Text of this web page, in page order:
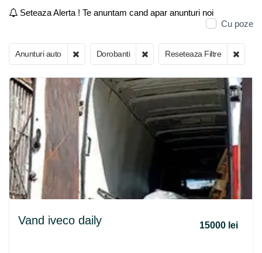
Seteaza Alerta ! Te anuntam cand apar anunturi noi
Cu poze
Anunturi auto Dorobanti Reseteaza Filtre
Vand iveco daily 15000 lei